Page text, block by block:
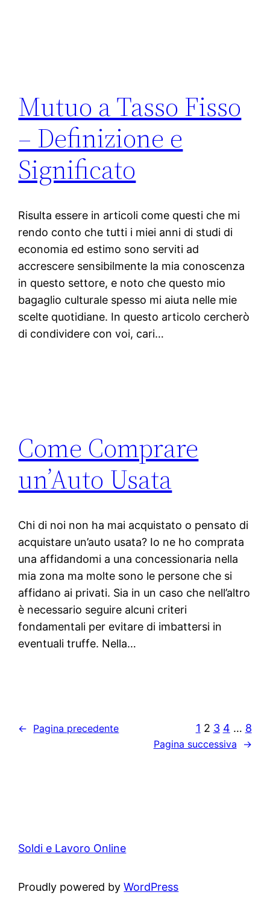
Mutuo a Tasso Fisso
– Definizione e
Significato
Risulta essere in articoli come questi che mi
rendo conto che tutti i miei anni di studi di
economia ed estimo sono serviti ad
accrescere sensibilmente la mia conoscenza
in questo settore, e noto che questo mio
bagaglio culturale spesso mi aiuta nelle mie
scelte quotidiane. In questo articolo cercherò
di condividere con voi, cari…
Come Comprare
un’Auto Usata
Chi di noi non ha mai acquistato o pensato di
acquistare un’auto usata? Io ne ho comprata
una affidandomi a una concessionaria nella
mia zona ma molte sono le persone che si
affidano ai privati. Sia in un caso che nell’altro
è necessario seguire alcuni criteri
fondamentali per evitare di imbattersi in
eventuali truffe. Nella…
← Pagina precedente 1 2 3 4 … 8
Pagina successiva →
Soldi e Lavoro Online
Proudly powered byWordPress